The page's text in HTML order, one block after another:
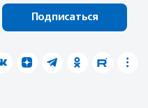
Подписаться